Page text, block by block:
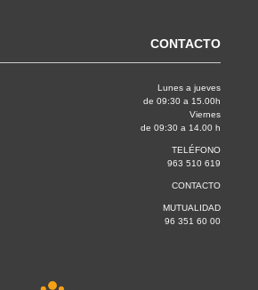
CONTACTO
Lunes a jueves
de 09:30 a 15.00h
Viernes
de 09:30 a 14.00 h
TELÉFONO
963 510 619
CONTACTO
MUTUALIDAD
96 351 60 00